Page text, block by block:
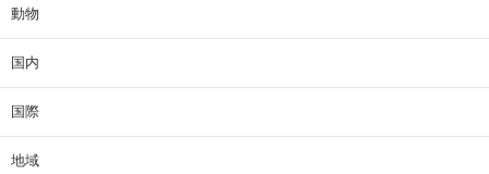
動物
国内
国際
地域